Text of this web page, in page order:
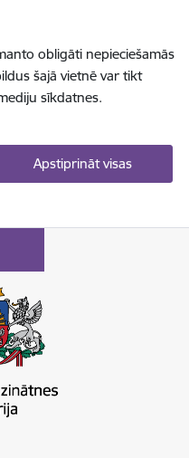
obligāti nepieciešamās
šajā vietnē var tikt
sīkdatnes.
Apstiprināt visas